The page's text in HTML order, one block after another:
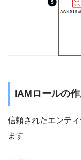
IAMロールの
信頼されたエンテ
ます